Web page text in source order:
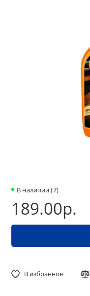
В наличии (7)
189.00р.
В избранное